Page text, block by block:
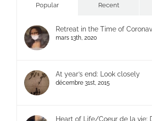
Popular Recent
Retreat in the Time of
mars 13th, 2020
At year’s end: Look closely
décembre 31st, 2015
Heart of Life/Coeur de la vie: